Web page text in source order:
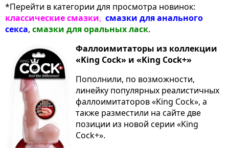
*Перейти в категории для просмотра новинок:
классические смазки, смазки для анального
секса, смазки для оральных ласк.
Фаллоимитаторы из коллекции
«King Cock» и «King Cock+»
Пополнили, по возможности,
линейку популярных реалистичных
фаллоимитаторов «King Cock», а
также разместили на сайте две
позиции из новой серии «King
Cock+».